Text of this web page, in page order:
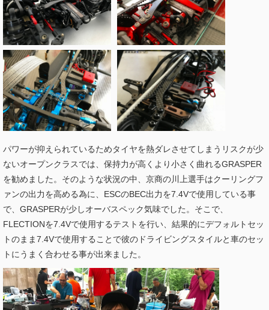
パワーが抑えられているためタイヤを熱ダレさせてしまうリスクが少
ないオープンクラスでは、保持力が高くより小さく曲れるGRASPER
を勧めました。そのような状況の中、京商の川上選手はクーリングフ
ァンの出力を高める為に、ESCのBEC出力を7.4Vで使用している事
で、GRASPERが少しオーバスペック気味でした。そこで、
FLECTIONを7.4Vで使用するテストを行い、結果的にデフォルトセッ
トのまま7.4Vで使用することで彼のドライビングスタイルと車のセッ
トにうまく合わせる事が出来ました。